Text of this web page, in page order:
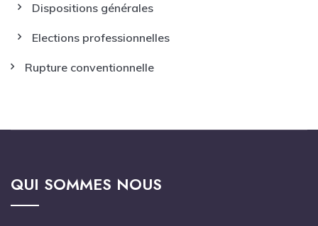
Dispositions générales
Elections professionnelles
Rupture conventionnelle
QUI SOMMES NOUS